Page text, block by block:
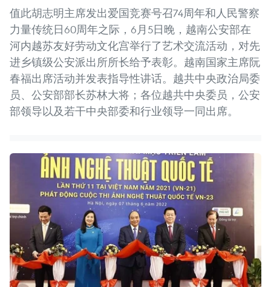
值此胡志明主席发出爱国竞赛号召74周年和人民警察
力量传统日60周年之际，6月5日晚，越南公安部在
河内越苏友好劳动文化宫举行了艺术交流活动，对先
进乡镇级公安派出所所长给予表彰。越南国家主席阮
春福出席活动并发表指导性讲话。越共中央政治局委
员、公安部部长苏林大将；各位越共中央委员，公安
部领导以及若干中央部委和行业领导一同出席。